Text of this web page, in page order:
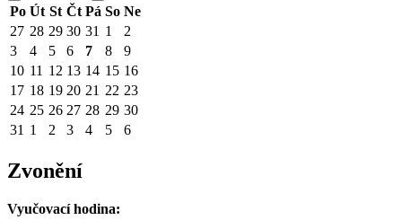
Po Út St Čt Pá So Ne
27 28 29 30 31 1
2
3
4 5 6 7 8
9
10 11 12 13 14 15 16
17 18 19 20 21 22 23
24 25 26 27 28 29 30
31 1 2 3 4 5 6
Zvonění
Vyučovací hodina: